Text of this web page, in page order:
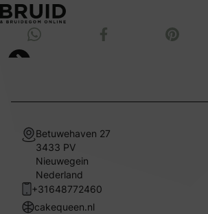
weddingpagesingle
Deel via WhatsappDeel op Facebook
Betuwehaven 27
3433 PV
Nieuwegein
Nederland
+31648772460
cakequeen.nl